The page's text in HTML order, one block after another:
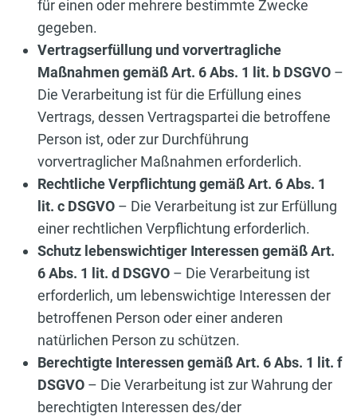
für einen oder mehrere bestimmte Zwecke
gegeben.
Vertragserfüllung und vorvertragliche
Maßnahmen gemäß Art. 6 Abs. 1 lit. b DSGVO –
Die Verarbeitung ist für die Erfüllung eines
Vertrags, dessen Vertragspartei die betroffene
Person ist, oder zur Durchführung
vorvertraglicher Maßnahmen erforderlich.
Rechtliche Verpflichtung gemäß Art. 6 Abs. 1
lit. c DSGVO – Die Verarbeitung ist zur Erfüllung
einer rechtlichen Verpflichtung erforderlich.
Schutz lebenswichtiger Interessen gemäß Art.
6 Abs. 1 lit. d DSGVO – Die Verarbeitung ist
erforderlich, um lebenswichtige Interessen der
betroffenen Person oder einer anderen
natürlichen Person zu schützen.
Berechtigte Interessen gemäß Art. 6 Abs. 1 lit. f
DSGVO – Die Verarbeitung ist zur Wahrung der
berechtigten Interessen des/der